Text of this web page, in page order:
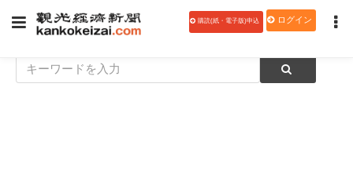
購読(紙・電子版)申込 ログイン